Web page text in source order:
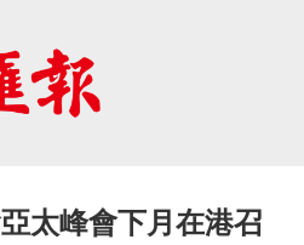
太峰會下月在港召